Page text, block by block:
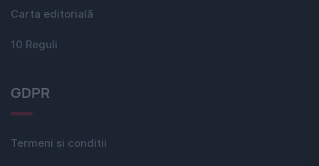
Carta editorială
10 Reguli
GDPR
Termeni si conditii